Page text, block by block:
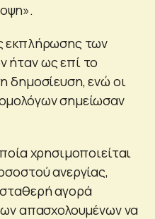
εκπλήρωσης των
ήταν ως επί το
δημοσίευση, ενώ οι
σημείωσαν
χρησιμοποιείται
ανεργίας,
αγορά
απασχολουμένων να